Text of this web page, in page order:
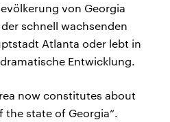
von Georgia
schnell wachsenden
Atlanta oder lebt in
Entwicklung.
now constitutes about
state of Georgia“.